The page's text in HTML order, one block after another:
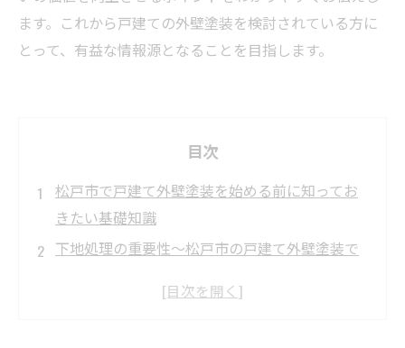
ます。これから戸建ての外壁塗装を検討されている方に
とって、有益な情報源となることを目指します。
目次
松戸市で戸建て外壁塗装を始める前に知ってお
きたい基礎知識
下地処理の重要性～松戸市の戸建て外壁塗装で
塗料選びから仕上げ技術まで～松戸市の気候に